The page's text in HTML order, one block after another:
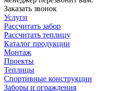
Заказать звонок
Услуги
Рассчитать забор
Рассчитать теплицу
Каталог продукции
Монтаж
Проекты
Теплицы
Спортивные конструкции
Заборы и ограждения